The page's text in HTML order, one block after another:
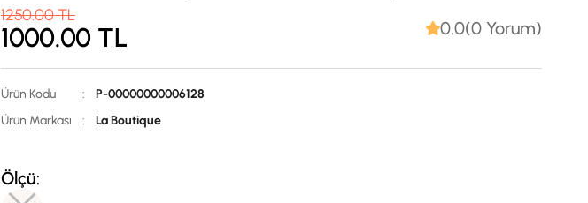
1250.00TL
1000.00 TL 0.0(0 Yorum)
Ürün Kodu :
P-00000000006128
Ürün Markası
: La Boutique
Ölçü: